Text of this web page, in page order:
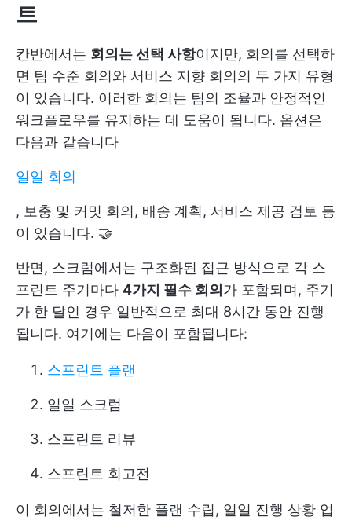
트
칸반에서는 회의는 선택 사항이지만, 회의를 선택하
면 팀 수준 회의와 서비스 지향 회의의 두 가지 유형
이 있습니다. 이러한 회의는 팀의 조율과 안정적인
워크플로우를 유지하는 데 도움이 됩니다. 옵션은
다음과 같습니다
일일 회의
, 보충 및 커밋 회의, 배송 계획, 서비스 제공 검토 등
이 있습니다. 🤝
반면, 스크럼에서는 구조화된 접근 방식으로 각 스
프린트 주기마다 4가지 필수 회의 가 포함되며, 주기
가 한 달인 경우 일반적으로 최대 8시간 동안 진행
됩니다. 여기에는 다음이 포함됩니다:
스프린트 플랜
일일 스크럼
스프린트 리뷰
스프린트 회고전
이 회의에서는 철저한 플랜 수립, 일일 진행 상황 업